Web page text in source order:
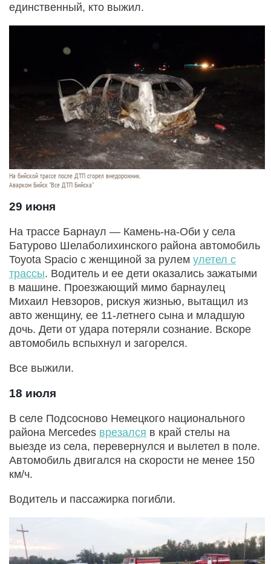
единственный, кто выжил.
На бийской трассе после ДТП сгорел внедорожник.
Аварком Бийск "Все ДТП Бийска"
29 июня
На трассе Барнаул — Камень-на-Оби у села
Батурово Шелаболихинского района автомобиль
Toyota Spacio с женщиной за рулем улетел с
трассы. Водитель и ее дети оказались зажатыми
в машине. Проезжающий мимо барнаулец
Михаил Невзоров, рискуя жизнью, вытащил из
авто женщину, ее 11-летнего сына и младшую
дочь. Дети от удара потеряли сознание. Вскоре
автомобиль вспыхнул и загорелся.
Все выжили.
18 июля
В селе Подсосново Немецкого национального
района Mercedes врезался в край стелы на
выезде из села, перевернулся и вылетел в поле.
Автомобиль двигался на скорости не менее 150
км/ч.
Водитель и пассажирка погибли.